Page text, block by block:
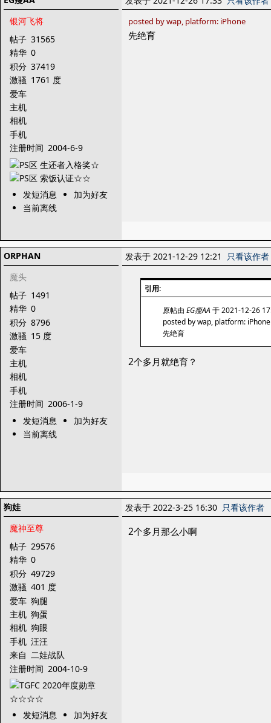
银河飞将
帖子 31565
精华 0
积分 37419
激骚 1761 度
爱车
主机
相机
手机
注册时间 2004-6-9
发短消息
加为好友
当前离线
posted by wap, platform: iPhone
先绝育
ORPHAN
魔头
帖子 1491
精华 0
积分 8796
激骚 15 度
爱车
主机
相机
手机
注册时间 2006-1-9
发短消息
加为好友
当前离线
发表于 2021-12-29 12:21 只看该作者
引用:
原帖由 EG瘦AA于 2021-12-26
posted by wap, platform: iPhone
先绝育
2个多月就绝育？
狗娃
魔神至尊
帖子 29576
精华 0
积分 49729
激骚 401 度
爱车 狗腿
主机 狗蛋
相机 狗眼
手机 汪汪
来自 二娃战队
注册时间 2004-10-9
发短消息
加为好友
发表于 2022-3-25 16:30 只看该作者
2个多月那么小啊